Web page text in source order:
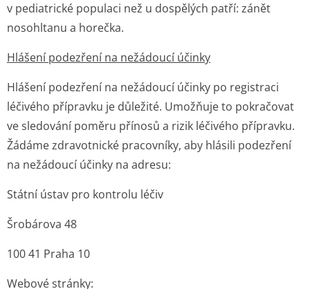
v pediatrické populaci než u dospělých patří: zánět
nosohltanu a horečka.
Hlášení podezření na nežádoucí účinky
Hlášení podezření na nežádoucí účinky po registraci
léčivého přípravku je důležité. Umožňuje to pokračovat
ve sledování poměru přínosů a rizik léčivého přípravku.
Žádáme zdravotnické pracovníky, aby hlásili podezření
na nežádoucí účinky na adresu:
Státní ústav pro kontrolu léčiv
Šrobárova 48
100 41 Praha 10
Webové stránky: